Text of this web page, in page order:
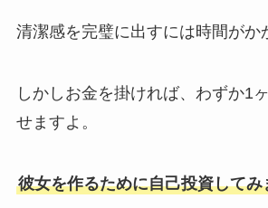
清潔感を完璧に出すには時間がか
しかしお金を掛ければ、わずか1
せますよ。
彼女を作るために自己投資してみ